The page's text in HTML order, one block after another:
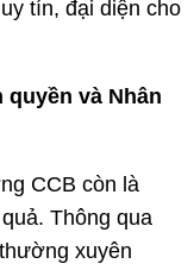
tín, đại diện cho
và Nhân
CCB còn là
Thông qua
xuyên